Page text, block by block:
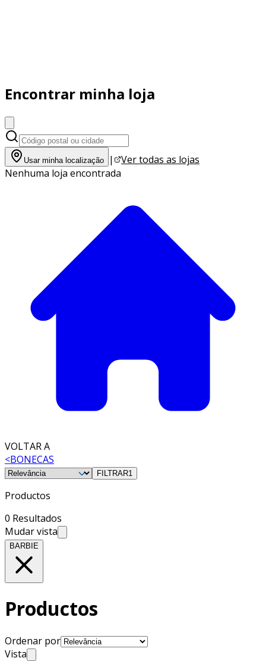
Encontrar minha loja
Usar minha localização |
Ver todas as lojas
Nenhuma loja encontrada
VOLTAR A
<BONECAS
FILTRAR1
Productos
0 Resultados
Mudar vista
BARBIE
Productos
Ordenar por
Vista